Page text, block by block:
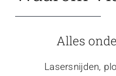
Alles
Lasersnijden,